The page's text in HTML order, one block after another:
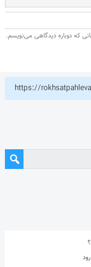
که دوباره دیدگاهی می‌نویسم.
https://